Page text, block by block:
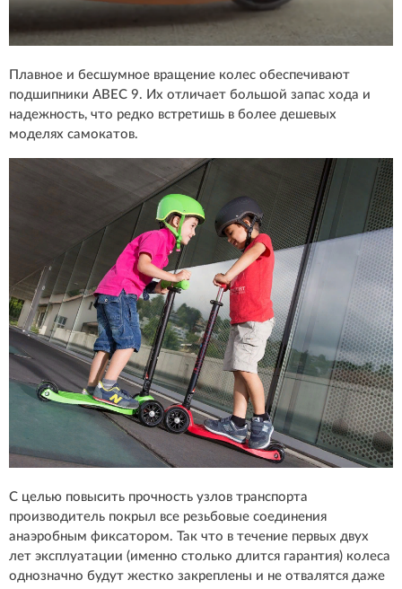
Плавное и бесшумное вращение колес обеспечивают
подшипники ABEC 9. Их отличает большой запас хода и
надежность, что редко встретишь в более дешевых
моделях самокатов.
С целью повысить прочность узлов транспорта
производитель покрыл все резьбовые соединения
анаэробным фиксатором. Так что в течение первых двух
лет эксплуатации (именно столько длится гарантия) колеса
однозначно будут жестко закреплены и не отвалятся даже